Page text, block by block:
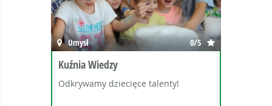
Umysł 0/5
Kuźnia Wiedzy
Odkrywamy dziecięce talenty!